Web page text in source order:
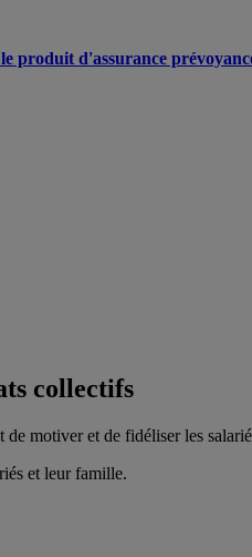
produit d'assurance
collectifs
motiver et de fidéliser les
et leur famille.